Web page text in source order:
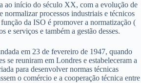
ao início do século XX, com a evolução de
normalizar processos industriais e técnicos
da ISO é promover a normatização (
e serviços e também a gestão desses.
em 23 de fevereiro de 1947, quando
se reuniram em Londres e estabeleceram a
para desenvolver normas técnicas
o comércio e a cooperação técnica entre